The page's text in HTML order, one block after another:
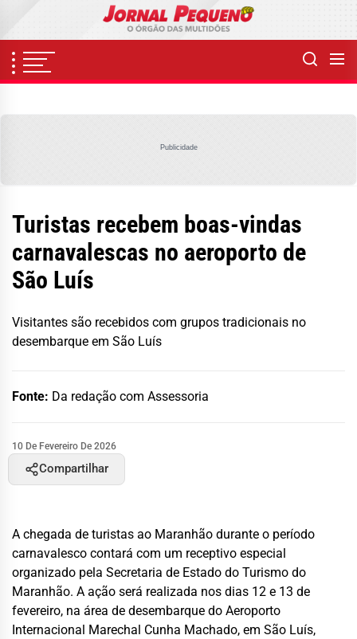
content
Publicidade
Turistas recebem boas-vindas
carnavalescas no aeroporto de
São Luís
Visitantes são recebidos com grupos tradicionais no
desembarque em São Luís
Fonte: Da redação com Assessoria
10 De Fevereiro De 2026
Compartilhar
A chegada de turistas ao Maranhão durante o período
carnavalesco contará com um receptivo especial
organizado pela Secretaria de Estado do Turismo do
Maranhão. A ação será realizada nos dias 12 e 13 de
fevereiro, na área de desembarque do Aeroporto
Internacional Marechal Cunha Machado, em São Luís,